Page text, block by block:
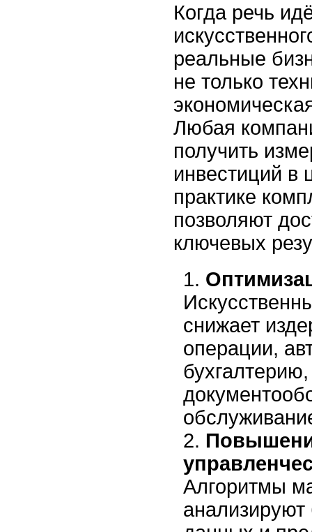
Когда речь
реальные
не только
Любая
получить
инвестиций
практике
позволяют
ключевых
снижает
операции,
бухгалтерию,
Алгоритмы